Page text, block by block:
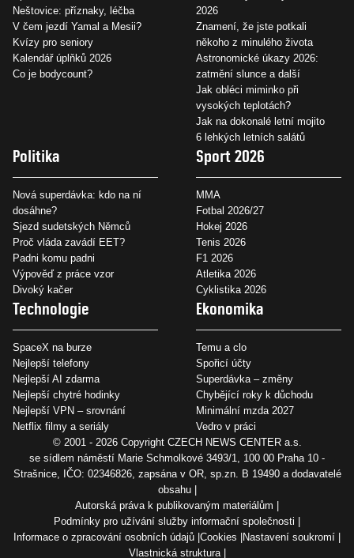
Neštovice: příznaky, léčba
V čem jezdí Yamal a Mesii?
Kvízy pro seniory
Kalendář úplňků 2026
Co je bodycount?
2026
Znamení, že jste potkali
někoho z minulého života
Astronomické úkazy 2026:
zatmění slunce a další
Jak obléci miminko při
vysokých teplotách?
Jak na dokonalé letní mojito
6 lehkých letních salátů
Politika
Nová superdávka: kdo na ní
dosáhne?
Sjezd sudetských Němců
Proč vláda zavádí EET?
Padni komu padni
Výpověď z práce vzor
Divoký kačer
Sport 2026
MMA
Fotbal 2026/27
Hokej 2026
Tenis 2026
F1 2026
Atletika 2026
Cyklistika 2026
Technologie
SpaceX na burze
Nejlepší telefony
Nejlepší AI zdarma
Nejlepší chytré hodinky
Nejlepší VPN – srovnání
Netflix filmy a seriály
Ekonomika
Temu a clo
Spořicí účty
Superdávka – změny
Chybějící roky k důchodu
Minimální mzda 2027
Vedro v práci
© 2001 - 2026 Copyright CZECH NEWS CENTER a.s.
se sídlem náměstí Marie Schmolkové 3493/1, 100 00 Praha 10 -
Strašnice, IČO: 02346826, zapsána v OR, sp.zn. B 19490 a dodavatelé
obsahu
Autorská práva k publikovaným materiálům
Podmínky pro užívání služby informační společnosti
Informace o zpracování osobních údajů Cookies Nastavení soukromí
Vlastnická struktura